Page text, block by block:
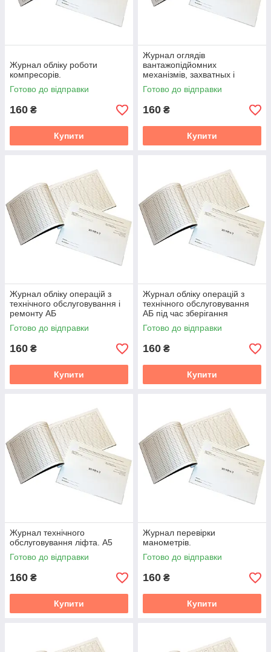
Журнал обліку роботи
компресорів.
Готово до відправки
160 ₴
Купити
Журнал оглядів
вантажопідйомних
механізмів, захватных і
чалочных пристосувань,
тросів, стропів
Готово до відправки
160 ₴
Купити
Журнал обліку операцій з
технічного обслуговування і
ремонту АБ
Готово до відправки
160 ₴
Купити
Журнал обліку операцій з
технічного обслуговування
АБ під час зберігання
Готово до відправки
160 ₴
Купити
Журнал технічного
обслуговування ліфта. А5
Готово до відправки
160 ₴
Купити
Журнал перевірки
манометрів.
Готово до відправки
160 ₴
Купити